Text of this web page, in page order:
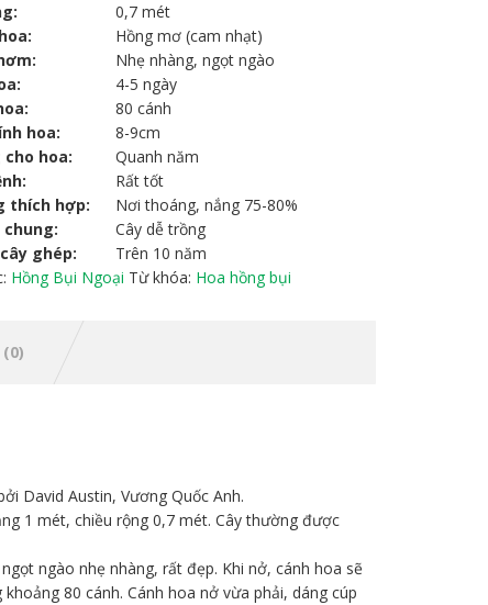
0,7 mét
Hồng mơ (cam nhạt)
Nhẹ nhàng, ngọt ngào
4-5 ngày
80 cánh
hoa:
8-9cm
cho hoa:
Quanh năm
Rất tốt
thích hợp:
Nơi thoáng, nắng 75-80%
chung:
Cây dễ trồng
ghép:
Trên 10 năm
Hồng Bụi Ngoại Từ khóa: Hoa hồng bụi
David Austin, Vương Quốc Anh.
1 mét, chiều rộng 0,7 mét. Cây thường được
ngào nhẹ nhàng, rất đẹp. Khi nở, cánh hoa sẽ
80 cánh. Cánh hoa nở vừa phải, dáng cúp